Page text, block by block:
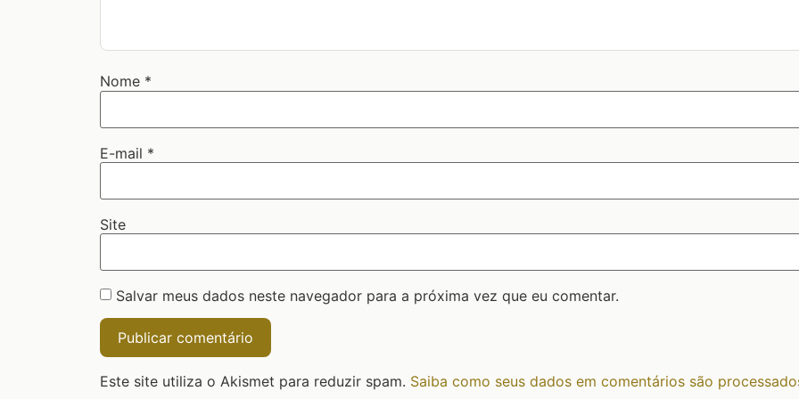
Nome *
E-mail *
Site
Salvar meus dados neste navegador para a próxima vez que eu comentar.
Este site utiliza o Akismet para reduzir spam. Saiba como seus dados em comentários são